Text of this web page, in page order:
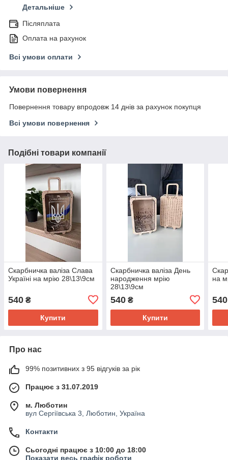
Детальніше
Післяплата
Оплата на рахунок
Всі умови оплати
Умови повернення
Повернення товару впродовж 14 днів за рахунок покупця
Всі умови повернення
Подібні товари компанії
Скарбничка валіза Слава
Україні на мрію 28\13\9см
540 ₴
Купити
Скарбничка валіза День
народження мрію
28\13\9см
540₴
Купити
на
540
Про нас
99% позитивних з 95 відгуків за рік
Працює з 31.07.2019
м. Люботин
вул Сергіївська 3, Люботин, Україна
Контакти
Сьогодні працює з 10:00 до 18:00
Показати весь графік роботи